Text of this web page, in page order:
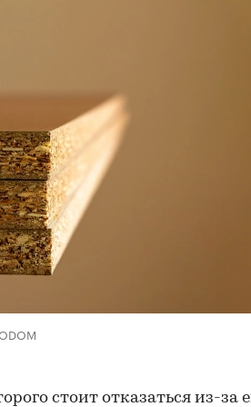
стоит отказаться из-за